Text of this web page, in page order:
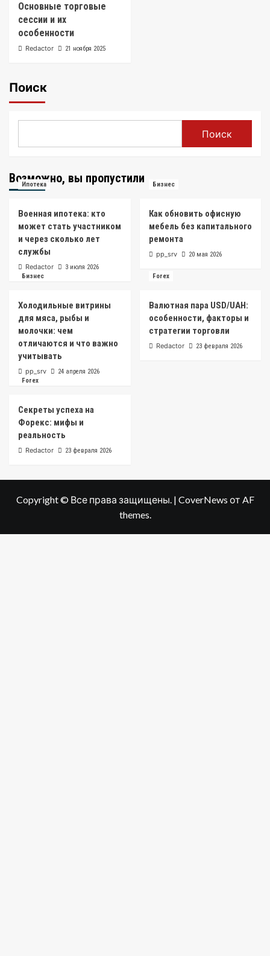
Основные торговые
сессии и их
особенности
Redactor 21 ноября 2025
Поиск
Поиск
Возможно, вы пропустили
Ипотека
Военная ипотека: кто
может стать участником
и через сколько лет
службы
Redactor 3 июля 2026
Бизнес
Как обновить офисную
мебель без капитального
ремонта
pp_srv 20 мая 2026
Бизнес
Холодильные витрины
для мяса, рыбы и
молочки: чем
отличаются и что важно
учитывать
pp_srv 24 апреля 2026
Forex
Валютная пара USD/UAH:
особенности, факторы и
стратегии торговли
Redactor 23 февраля 2026
Forex
Секреты успеха на
Форекс: мифы и
реальность
Redactor 23 февраля 2026
Copyright © Все права защищены. | CoverNews от AF
themes.